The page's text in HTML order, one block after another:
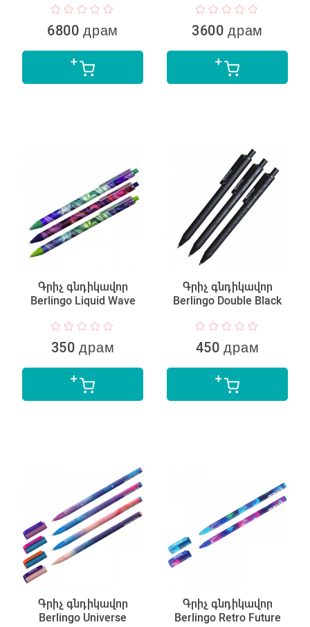
6800 драм 3600 драм
Գրիչ գնդիկավոր
Berlingo Liquid Wave
350 драм
Գրիչ գնդիկավոր
Berlingo Double Black
450 драм
Գրիչ գնդիկավոր
Berlingo Universe
Գրիչ գնդիկավոր
Berlingo Retro Future